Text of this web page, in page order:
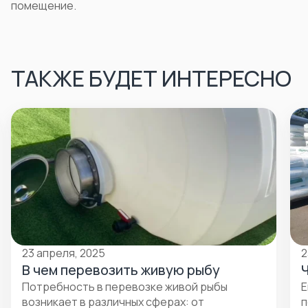
помещение.
ТАКЖЕ БУДЕТ ИНТЕРЕСНО
23 апреля, 2025
В чем перевозить живую рыбу
Потребность в перевозке живой рыбы
возникает в различных сферах: от